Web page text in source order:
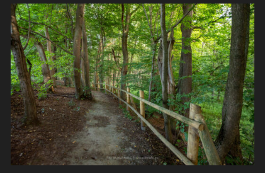
ROGERA"